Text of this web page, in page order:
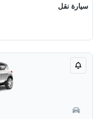
سيارة نقل